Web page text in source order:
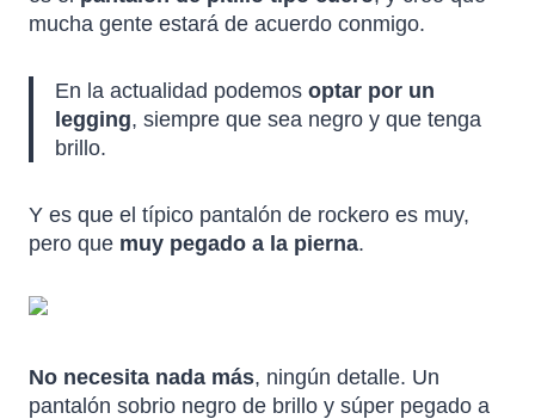
mucha gente estará de acuerdo conmigo.
En la actualidad podemos optar por un
legging, siempre que sea negro y que tenga
brillo.
Y es que el típico pantalón de rockero es muy,
pero que muy pegado a la pierna.
No necesita nada más, ningún detalle. Un
pantalón sobrio negro de brillo y súper pegado a